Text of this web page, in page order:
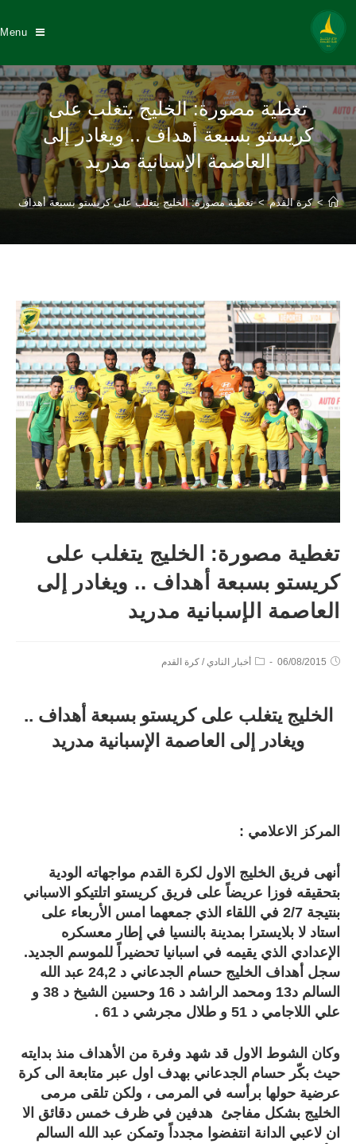
Menu
تغطية مصورة: الخليج يتغلب على
كريستو بسبعة أهداف .. ويغادر إلى
العاصمة الإسبانية مدريد
> كرة القدم > تغطية مصورة: الخليج يتغلب على كريستو بسبعة أهداف ..
تغطية مصورة: الخليج يتغلب على
كريستو بسبعة أهداف .. ويغادر إلى
العاصمة الإسبانية مدريد
06/08/2015 أخبار النادي / كرة القدم
الخليج يتغلب على كريستو بسبعة أهداف ..
ويغادر إلى العاصمة الإسبانية مدريد
المركز الاعلامي :
أنهى فريق الخليج الاول لكرة القدم مواجهاته الودية
بتحقيقه فوزا عريضاً على فريق كريستو اتلتيكو الاسباني
بنتيجة 2/7 في اللقاء الذي جمعهما امس الأربعاء على
استاد لا بلايسترا بمدينة بالنسيا في إطار معسكره
الإعدادي الذي يقيمه في اسبانيا تحضيراً للموسم الجديد.
سجل أهداف الخليج حسام الجدعاني د 24,2 عبد الله
السالم د13 ومحمد الراشد د 16 وحسين الشيخ د 38 و
علي اللاجامي د 51 و طلال مجرشي د 61 .
وكان الشوط الاول قد شهد وفرة من الأهداف منذ بدايته
حيث بكّر حسام الجدعاني بهدف اول عبر متابعة الى كرة
عرضية حولها برأسه في المرمى ، ولكن تلقى مرمى
الخليج بشكل مفاجئ هدفين في ظرف خمس دقائق الا
ان لاعبي الدانة انتفضوا مجدداً وتمكن عبد الله السالم